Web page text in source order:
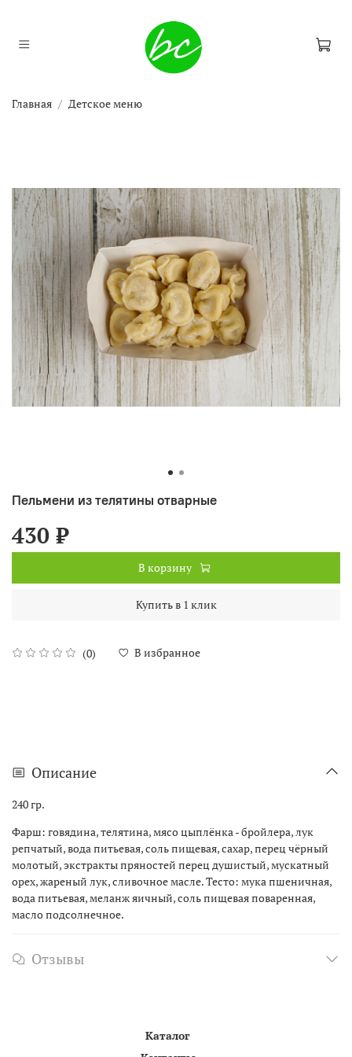
Главная Детское меню
Пельмени из телятины отварные
(0) В избранное
430 ₽
В корзину
Купить в 1 клик
Описание
240 гр.
Фарш: говядина, телятина, мясо цыплёнка - бройлера, лук
репчатый, вода питьевая, соль пищевая, сахар, перец чёрный
молотый, экстракты пряностей перец душистый, мускатный
орех, жареный лук, сливочное масле. Тесто: мука пшеничная,
вода питьевая, меланж яичный, соль пищевая поваренная,
масло подсолнечное.
Отзывы
Каталог